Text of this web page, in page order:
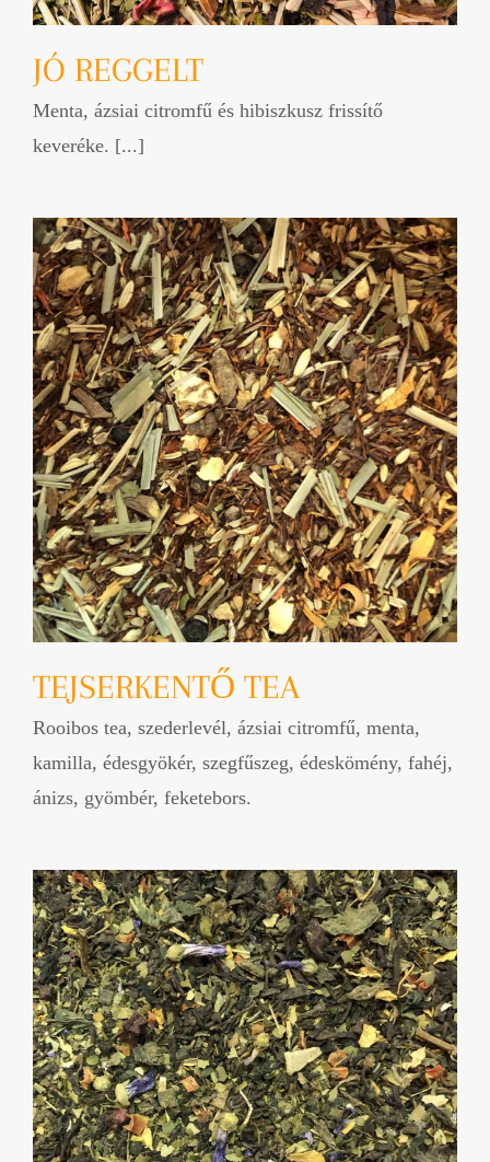
JÓ REGGELT
Menta, ázsiai citromfű és hibiszkusz frissítő
keveréke. [...]
TEJSERKENTŐ TEA
Rooibos tea, szederlevél, ázsiai citromfű, menta,
kamilla, édesgyökér, szegfűszeg, édeskömény, fahéj,
ánizs, gyömbér, feketebors.